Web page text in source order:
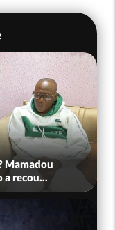
Mamadou
a recou...